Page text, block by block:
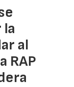
la
al
RAP